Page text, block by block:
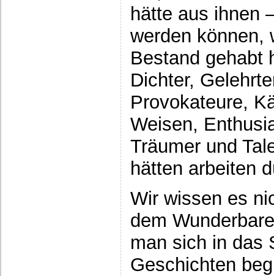
hätte aus ihnen
werden können,
Bestand gehabt
Dichter,
Provokateure,
Weisen,
Träumer und
hätten arbeiten
Wir wissen es
dem
man sich in das
Geschichten